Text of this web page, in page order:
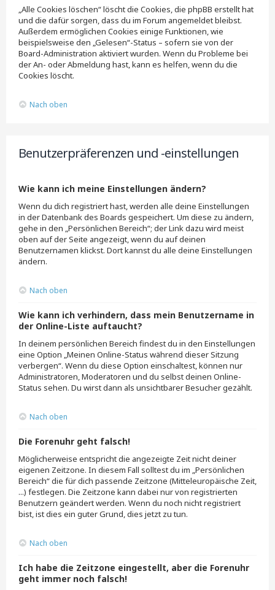
„Alle Cookies löschen“ löscht die Cookies, die phpBB erstellt hat
und die dafür sorgen, dass du im Forum angemeldet bleibst.
Außerdem ermöglichen Cookies einige Funktionen, wie
beispielsweise den „Gelesen“-Status – sofern sie von der
Board-Administration aktiviert wurden. Wenn du Probleme bei
der An- oder Abmeldung hast, kann es helfen, wenn du die
Cookies löscht.
Nach oben
Benutzerpräferenzen und -einstellungen
Wie kann ich meine Einstellungen ändern?
Wenn du dich registriert hast, werden alle deine Einstellungen
in der Datenbank des Boards gespeichert. Um diese zu ändern,
gehe in den „Persönlichen Bereich“; der Link dazu wird meist
oben auf der Seite angezeigt, wenn du auf deinen
Benutzernamen klickst. Dort kannst du alle deine Einstellungen
ändern.
Nach oben
Wie kann ich verhindern, dass mein Benutzername in
der Online-Liste auftaucht?
In deinem persönlichen Bereich findest du in den Einstellungen
eine Option „Meinen Online-Status während dieser Sitzung
verbergen“. Wenn du diese Option einschaltest, können nur
Administratoren, Moderatoren und du selbst deinen Online-
Status sehen. Du wirst dann als unsichtbarer Besucher gezählt.
Nach oben
Die Forenuhr geht falsch!
Möglicherweise entspricht die angezeigte Zeit nicht deiner
eigenen Zeitzone. In diesem Fall solltest du im „Persönlichen
Bereich“ die für dich passende Zeitzone (Mitteleuropäische Zeit,
...) festlegen. Die Zeitzone kann dabei nur von registrierten
Benutzern geändert werden. Wenn du noch nicht registriert
bist, ist dies ein guter Grund, dies jetzt zu tun.
Nach oben
Ich habe die Zeitzone eingestellt, aber die Forenuhr
geht immer noch falsch!